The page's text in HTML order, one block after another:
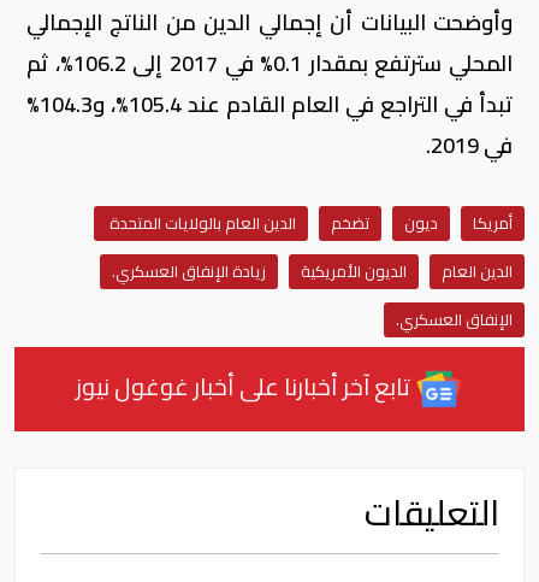
وأوضحت البيانات أن إجمالي الدين من الناتج الإجمالي
المحلي سترتفع بمقدار 0.1% في 2017 إلى 106.2%، ثم
تبدأ في التراجع في العام القادم عند 105.4%، و104.3%
في 2019.
أمريكا ديون تضخم
الدين العام بالولايات المتحدة
الدين العام
الديون الأمريكية
زيادة الإنفاق العسكري.
الإنفاق العسكري.
تابع آخر أخبارنا على أخبار غوغول نيوز
التعليقات